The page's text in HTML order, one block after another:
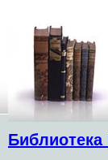
Библиотека